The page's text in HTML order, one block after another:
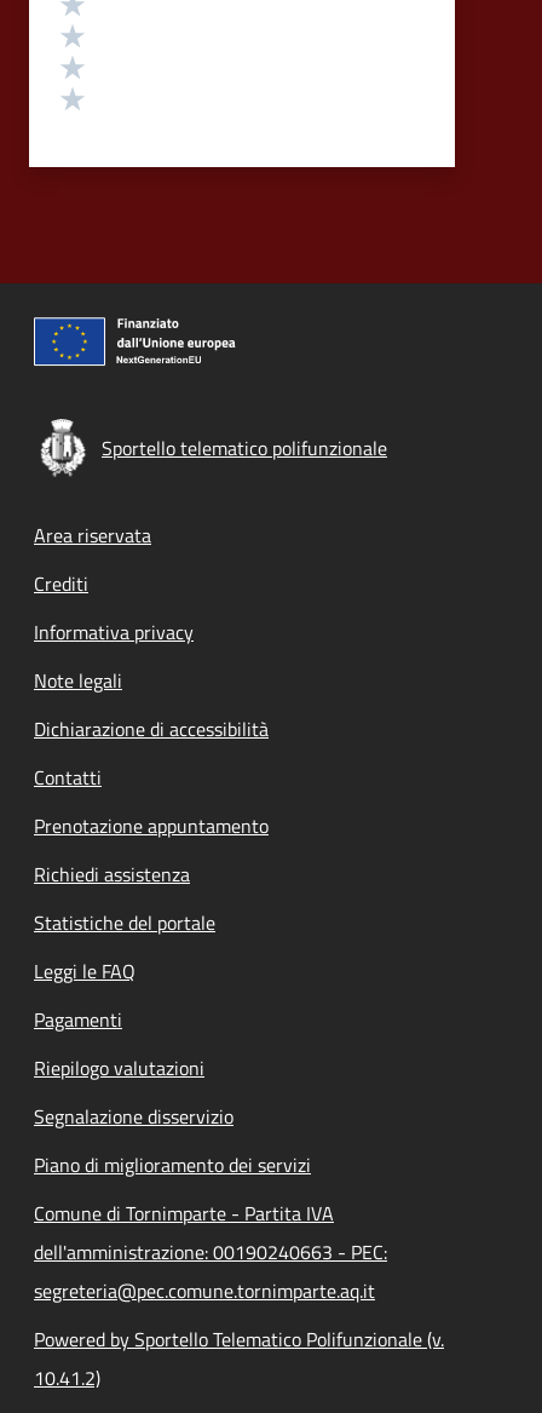
Sportello telematico polifunzionale
Footer menu
Area riservata
Crediti
Informativa privacy
Note legali
Dichiarazione di accessibilità
Contatti
Prenotazione appuntamento
Richiedi assistenza
Statistiche del portale
Leggi le FAQ
Pagamenti
Riepilogo valutazioni
Segnalazione disservizio
Piano di miglioramento dei servizi
Comune di Tornimparte - Partita IVA
dell'amministrazione: 00190240663 - PEC:
segreteria@pec.comune.tornimparte.aq.it
Powered by Sportello Telematico Polifunzionale (v.
10.41.2)